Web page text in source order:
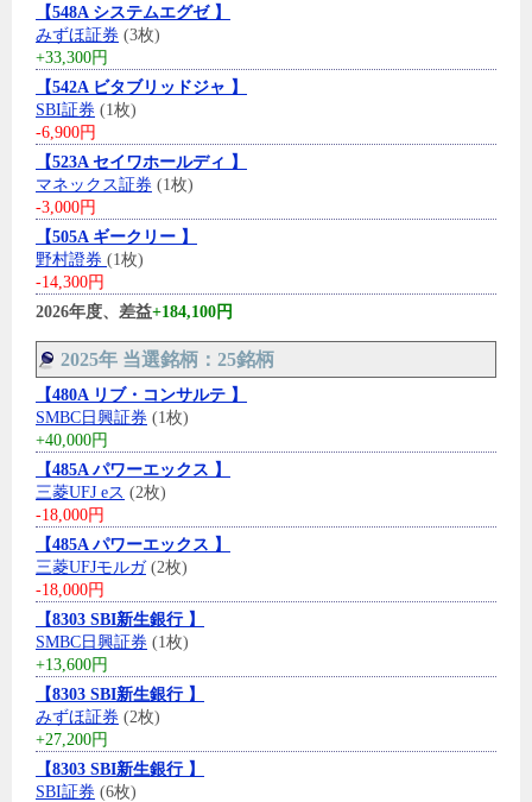
【548A システムエグゼ 】
みずほ証券 (3枚)
+33,300円
【542A ビタブリッドジャ 】
SBI証券 (1枚)
-6,900円
【523A セイワホールディ 】
マネックス証券 (1枚)
-3,000円
【505A ギークリー 】
野村證券 (1枚)
-14,300円
2026年度、差益+184,100円
2025年 当選銘柄：25銘柄
【480A リブ・コンサルテ 】
SMBC日興証券 (1枚)
+40,000円
【485A パワーエックス 】
三菱UFJ eス (2枚)
-18,000円
【485A パワーエックス 】
三菱UFJモルガ(2枚)
-18,000円
【8303 SBI新生銀行 】
SMBC日興証券 (1枚)
+13,600円
【8303 SBI新生銀行 】
みずほ証券 (2枚)
+27,200円
【8303 SBI新生銀行 】
SBI証券 (6枚)